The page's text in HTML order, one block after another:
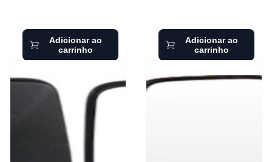
Adicionar ao
carrinho
Adicionar ao
carrinho